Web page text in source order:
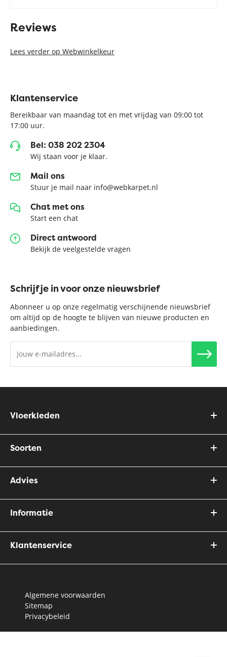
Reviews
Lees verder op Webwinkelkeur
Klantenservice
Bereikbaar van maandag tot en met vrijdag van 09:00 tot
17:00 uur.
Bel: 038 202 2304
Wij staan voor je klaar.
Mail ons
Stuur je mail naar info@webkarpet.nl
Chat met ons
Start een chat
Direct antwoord
Bekijk de veelgestelde vragen
Schrijf je in voor onze nieuwsbrief
Abonneer u op onze regelmatig verschijnende nieuwsbrief
om altijd op de hoogte te blijven van nieuwe producten en
aanbiedingen.
Vloerkleden
Soorten
Advies
Informatie
Klantenservice
Algemene voorwaarden
Sitemap
Privacybeleid